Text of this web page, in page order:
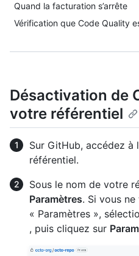
Quand la facturation s’arrête
Vérification que Code Quality
Désactivation de
votre référentiel
Sur GitHub, accédez à
référentiel.
Sous le nom de votre
Paramètres. Si vous ne
« Paramètres »,
, puis cliquez sur